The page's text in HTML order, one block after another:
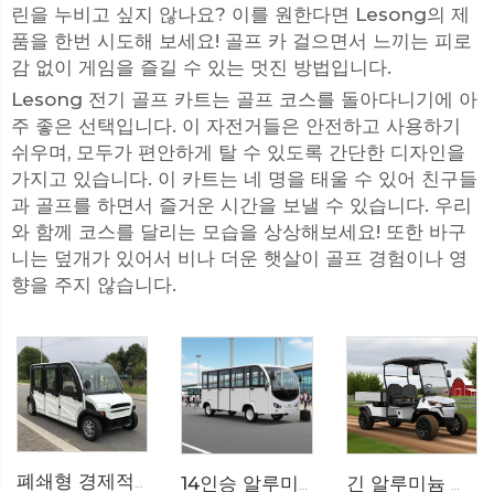
린을 누비고 싶지 않나요? 이를 원한다면 Lesong의 제
품을 한번 시도해 보세요! 골프 카 걸으면서 느끼는 피로
감 없이 게임을 즐길 수 있는 멋진 방법입니다.
Lesong 전기 골프 카트는 골프 코스를 돌아다니기에 아
주 좋은 선택입니다. 이 자전거들은 안전하고 사용하기
쉬우며, 모두가 편안하게 탈 수 있도록 간단한 디자인을
가지고 있습니다. 이 카트는 네 명을 태울 수 있어 친구들
과 골프를 하면서 즐거운 시간을 보낼 수 있습니다. 우리
와 함께 코스를 달리는 모습을 상상해보세요! 또한 바구
니는 덮개가 있어서 비나 더운 햇살이 골프 경험이나 영
향을 주지 않습니다.